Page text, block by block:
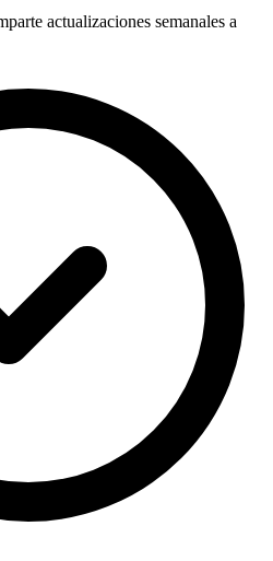
actualizaciones semanales a